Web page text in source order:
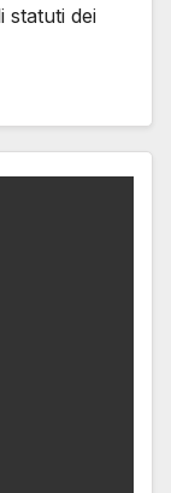
statuti dei